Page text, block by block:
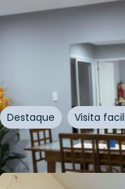
R$549.900,00
75m²• 3 quartos
Apartamento •
Rua Ezequiel Freire
,
Destaque Visita
Cód. 334394